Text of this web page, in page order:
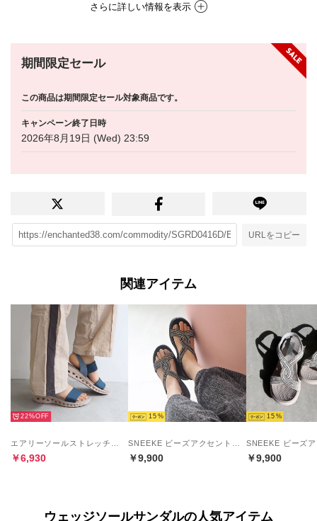
さらに詳しい情報を表示
期間限定セール
この商品は期間限定セール対象商品です。
キャンペーン終了日時
2026年8月19日 (Wed) 23:59
URLをコピー
関連アイテム
22%
￥6,930
15
￥9,900
15
￥9,900
ウェッジソールサンダルの人気アイテム